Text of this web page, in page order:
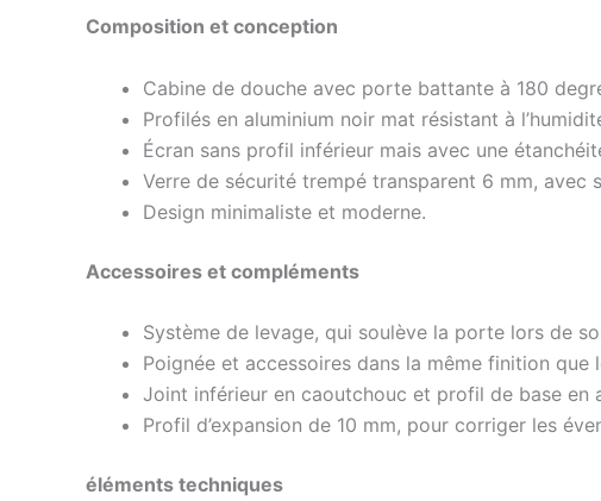
Composition et conception
Cabine de douche avec porte battante à 180
Profilés en aluminium noir mat résistant à
Écran sans profil inférieur mais avec une
Verre de sécurité trempé transparent 6 mm, avec
Design minimaliste et moderne.
Accessoires et compléments
Système de levage, qui soulève la porte lors de
Poignée et accessoires dans la même finition que
Joint inférieur en caoutchouc et profil de base en
Profil d’expansion de 10 mm, pour corriger les
éléments techniques